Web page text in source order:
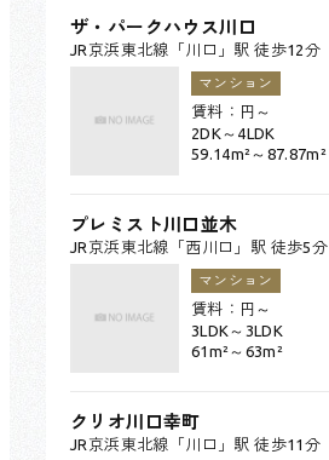
ザ・パークハウス川口
JR京浜東北線「川口」駅 徒歩12分
マンション
賃料： 円～
2DK～4LDK
59.14m²～87.87m²
プレミスト川口並木
JR京浜東北線「西川口」駅 徒歩5分
マンション
賃料： 円～
3LDK～3LDK
61m²～63m²
クリオ川口幸町
JR京浜東北線「川口」駅 徒歩11分